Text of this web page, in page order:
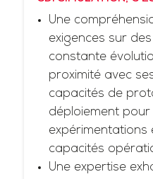
Une
exigences sur
constante
proximité avec
capacités de
déploiement pour
expérimentations
capacités
Une expertise